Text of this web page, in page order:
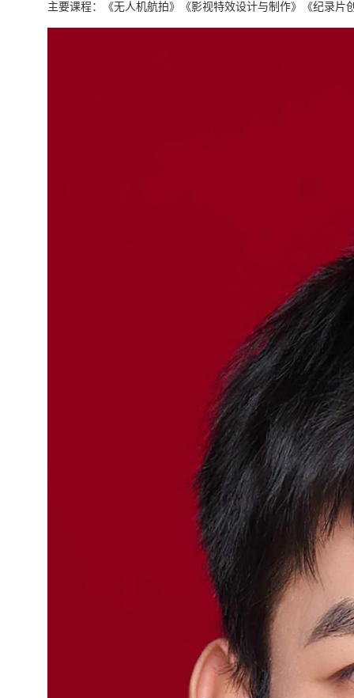
主要课程：《无人机航拍》《影视特效设计与制作》《纪录片